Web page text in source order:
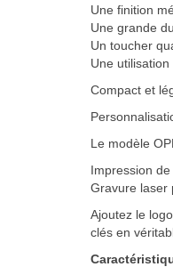
Une finition
Une grande
Un toucher
Une
Compact et
Le modèle
Impression
Gravure laser
Ajoutez le
clés en